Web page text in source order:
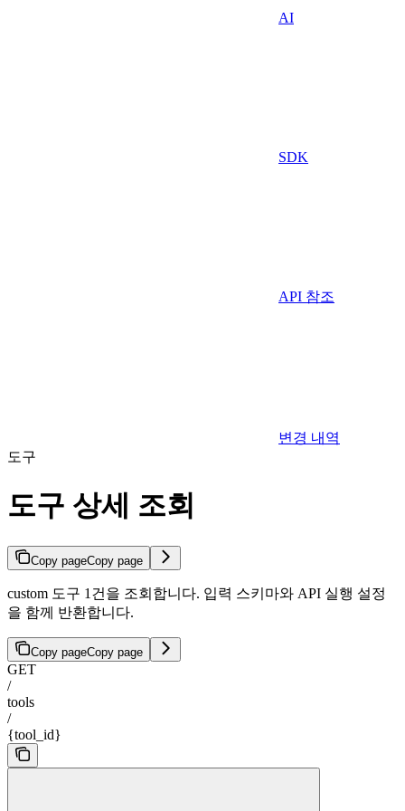
AI
SDK
API 참조
변경 내역
도구
도구 상세 조회
Copy pageCopy page
custom 도구 1건을 조회합니다. 입력 스키마와 API 실행 설정
을 함께 반환합니다.
Copy pageCopy page
GET
/
tools
/
{tool_id}